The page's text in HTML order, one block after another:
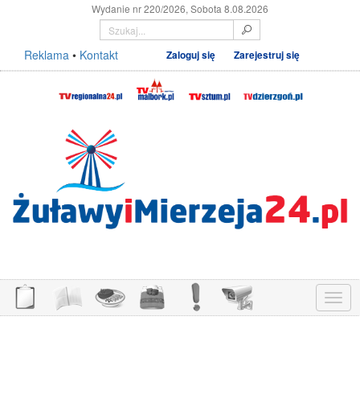
Wydanie nr 220/2026, Sobota 8.08.2026
Reklama • Kontakt Zaloguj się Zarejestruj się
Menu